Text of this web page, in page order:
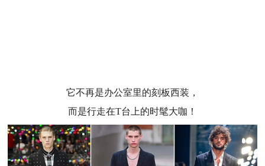
它不再是办公室里的刻板西装，
而是行走在T台上的时髦大咖！